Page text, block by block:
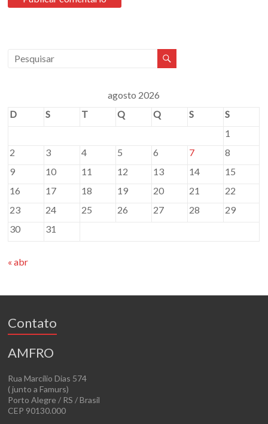
agosto 2026
D
S T Q Q S
S
1
2
3 4 5 6 7
8
9
10 11 12 13 14
15
16
17 18 19 20 21
22
23
24 25 26 27 28
29
30
31
« abr
Contato
AMFRO
Rua Marcílio Dias 574
( junto a Famurs)
Porto Alegre / RS / Brasil
CEP 90130.000